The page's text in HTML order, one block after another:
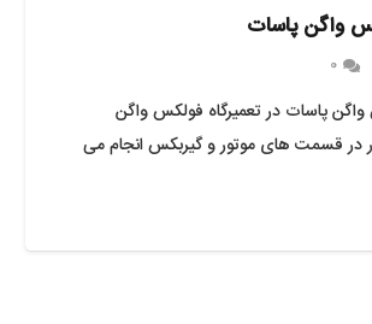
واگن پاسات
0
پاسات در تعمیرگاه فولکس واگن
در قسمت های موتور و گیربکس انجام می